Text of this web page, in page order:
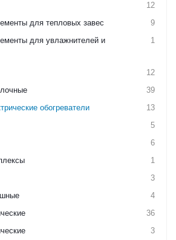
12
для тепловых завес
9
для увлажнителей и
1
12
39
обогреватели
13
5
6
1
3
4
36
3